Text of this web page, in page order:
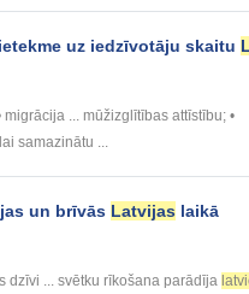
uz iedzīvotāju skaitu
migrācija ... mūžizglītības attīstību; •
samazinātu ...
un brīvās Latvijas laikā
dzīvi ... svētku rīkošana parādīja